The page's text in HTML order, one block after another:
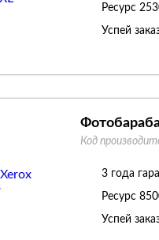
Ресурс
Успей
Код
3 года
Ресурс
Успей